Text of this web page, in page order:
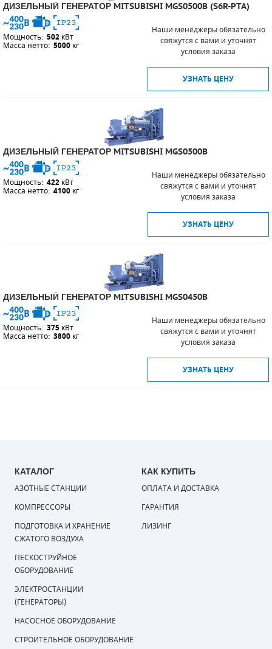
ДИЗЕЛЬНЫЙ ГЕНЕРАТОР MITSUBISHI MGS0500B (S6R-PTA)
Мощность: 502 кВт
Масса нетто: 5000 кг
Наши менеджеры обязательно
свяжутся с вами и уточнят
условия заказа
УЗНАТЬ ЦЕНУ
ДИЗЕЛЬНЫЙ ГЕНЕРАТОР MITSUBISHI MGS0500B
Мощность: 422 кВт
Масса нетто: 4100 кг
Наши менеджеры обязательно
свяжутся с вами и уточнят
условия заказа
УЗНАТЬ ЦЕНУ
ДИЗЕЛЬНЫЙ ГЕНЕРАТОР MITSUBISHI MGS0450B
Мощность: 375 кВт
Масса нетто: 3800 кг
Наши менеджеры обязательно
свяжутся с вами и уточнят
условия заказа
УЗНАТЬ ЦЕНУ
КАТАЛОГ
АЗОТНЫЕ СТАНЦИИ
КОМПРЕССОРЫ
ПОДГОТОВКА И ХРАНЕНИЕ
СЖАТОГО ВОЗДУХА
ПЕСКОСТРУЙНОЕ
ОБОРУДОВАНИЕ
ЭЛЕКТРОСТАНЦИИ
(ГЕНЕРАТОРЫ)
НАСОСНОЕ ОБОРУДОВАНИЕ
СТРОИТЕЛЬНОЕ ОБОРУДОВАНИЕ
КАК КУПИТЬ
ОПЛАТА И ДОСТАВКА
ГАРАНТИЯ
ЛИЗИНГ